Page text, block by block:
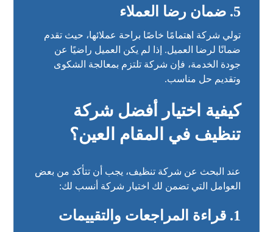
5. ضمان رضا العملاء
تولي شركة اهتمامًا خاصًا براحة عملائها، حيث تقدم
ضمانًا لرضا العميل. إذا لم يكن العميل راضيًا عن
جودة الخدمة، فإن شركة تلتزم بمعالجة الشكوى
وتقديم حل مناسب.
كيفية اختيار أفضل شركة
تنظيف في المقام العين؟
عند البحث عن شركة تنظيف، يجب أن تتأكد من بعض
العوامل التي تضمن لك اختيار شركة أنسب لك:
1. قراءة المراجعات والتقييمات